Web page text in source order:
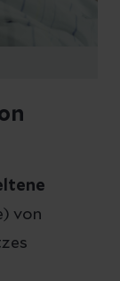
von